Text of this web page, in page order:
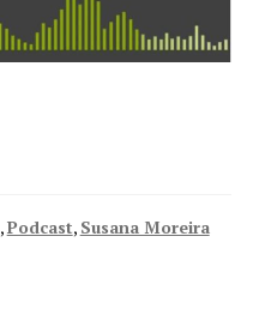
,Podcast, Susana Moreira